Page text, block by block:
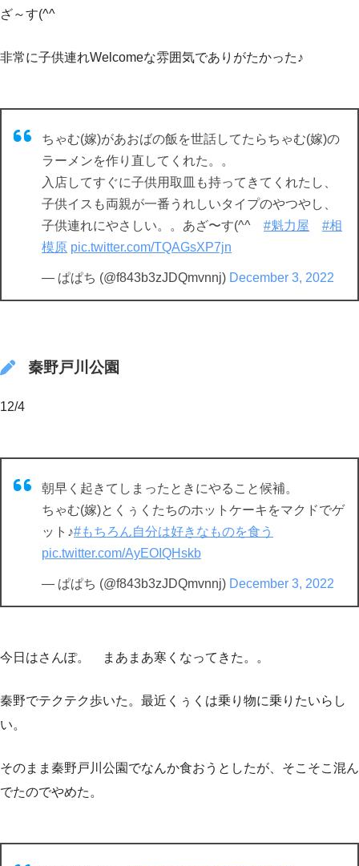
ざ～す(^^ゞ
非常に子供連れWelcomeな雰囲気でありがたかった♪
ちゃむ(嫁)があおばの飯を世話してたらちゃむ(嫁)の
ラーメンを作り直してくれた。。
入店してすぐに子供用取皿も持ってきてくれたし、
子供イスも両親が一番うれしいタイプのやつやし、
子供連れにやさしい。。あざ〜す(^^ゞ #魁力屋
#相
模原 pic.twitter.com/TQAGsXP7jn
— ぱぱち (@f843b3zJDQmvnnj) December 3, 2022
秦野戸川公園
12/4
朝早く起きてしまったときにやること候補。
ちゃむ(嫁)とくぅくたちのホットケーキをマクドでゲ
ット♪#もちろん自分は好きなものを食う
pic.twitter.com/AyEOIQHskb
— ぱぱち (@f843b3zJDQmvnnj) December 3, 2022
今日はさんぽ。 まあまあ寒くなってきた。。
秦野でテクテク歩いた。最近くぅくは乗り物に乗りたいらし
い。
そのまま秦野戸川公園でなんか食おうとしたが、そこそこ混ん
でたのでやめた。